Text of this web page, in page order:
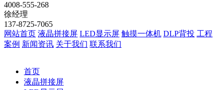
4008-555-268
徐经理
137-8725-7065
网站首页 液晶拼接屏 LED显示屏 触摸一体机 DLP背投 工程
案例 新闻资讯 关于我们 联系我们
首页
液晶拼接屏